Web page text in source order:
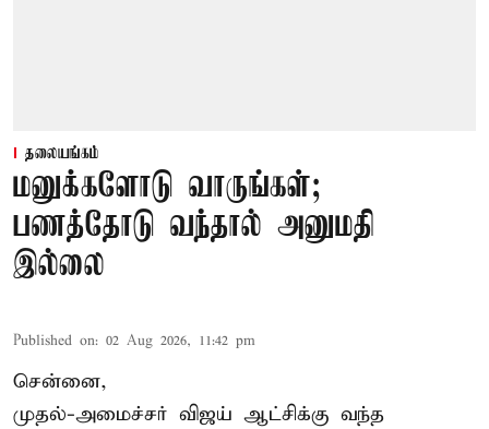
தலையங்கம்
மனுக்களோடு வாருங்கள்;
பணத்தோடு வந்தால் அனுமதி
இல்லை
Published on: 02 Aug 2026, 11:42 pm
சென்னை,
முதல்-அமைச்சர் விஜய் ஆட்சிக்கு வந்த